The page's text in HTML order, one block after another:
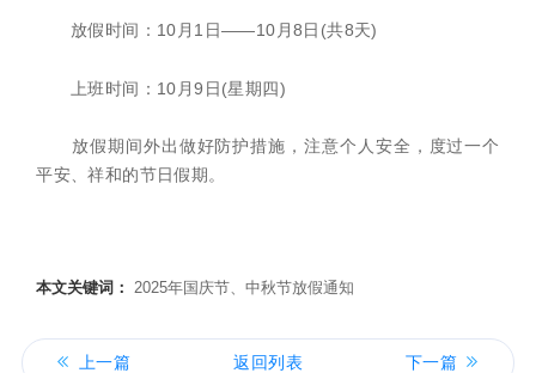
放假时间：10月1日——10月8日(共8天)
上班时间：10月9日(星期四)
放假期间外出做好防护措施，注意个人安全，度过一个
平安、祥和的节日假期。
本文关键词： 2025年国庆节、中秋节放假通知
上一篇 返回列表 下一篇